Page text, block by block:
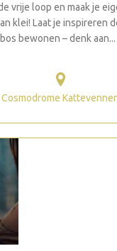
vrije loop en maak je
klei! Laat je inspireren
bewonen – denk aan...
Cosmodrome